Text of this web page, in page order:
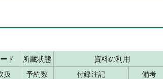
ド 所蔵状態
資料の利用
扱 予約数 付録注記
備考